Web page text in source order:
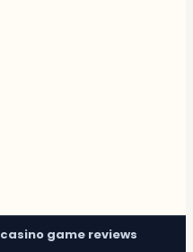
casino game reviews